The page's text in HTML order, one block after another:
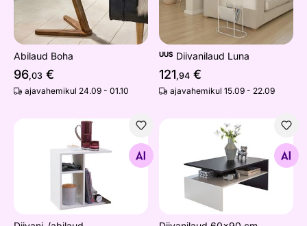
Abilaud Boha
96,03 €
ajavahemikul 24.09 - 01.10
UUS Diivanilaud Luna
121,94 €
ajavahemikul 15.09 - 22.09
Diivani-/abilaud
Otsi sarnaseid
Diivanilaud 60x90 cm
Otsi sarnaseid